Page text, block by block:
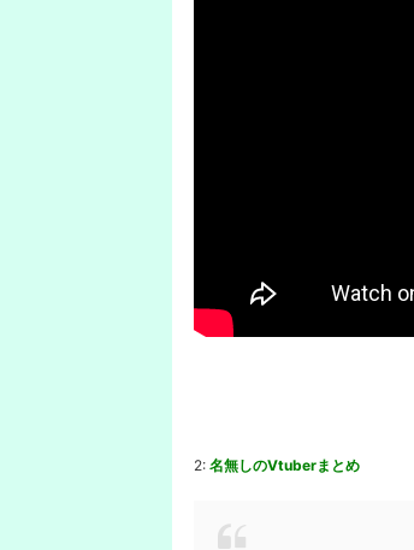
2: 名無しのVtuberまとめ